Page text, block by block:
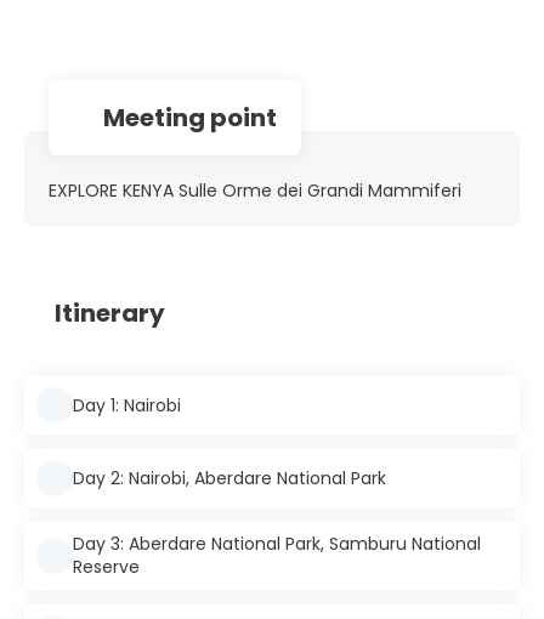
Meeting point
EXPLORE KENYA Sulle Orme dei Grandi Mammiferi
Itinerary
Day 1: Nairobi
Day 2: Nairobi, Aberdare National Park
Day 3: Aberdare National Park, Samburu National
Reserve